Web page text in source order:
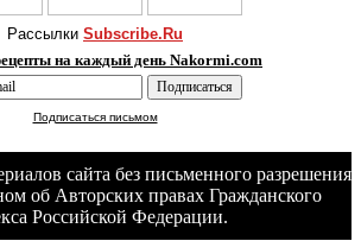
Рассылки Subscribe.Ru
на каждый день Nakormi.com
Подписаться письмом
сайта без письменного разрешения
об Авторских правах Гражданского
Российской Федерации.